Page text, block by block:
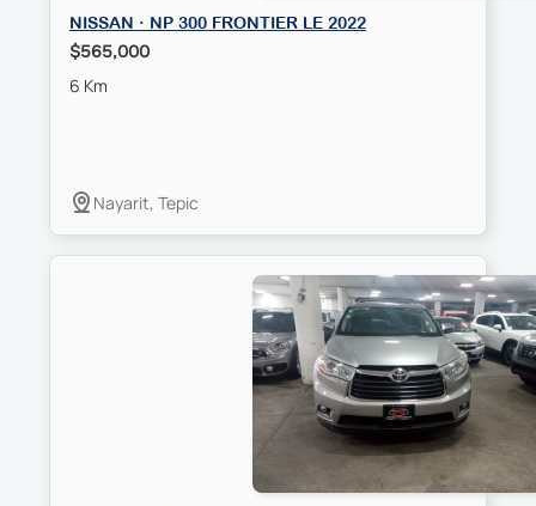
NISSAN · NP 300 FRONTIER LE 2022
$565,000
6 Km
Nayarit, Tepic